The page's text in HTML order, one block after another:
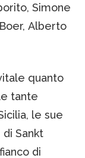
Simone
Alberto
quanto
tante
le sue
Sankt
di